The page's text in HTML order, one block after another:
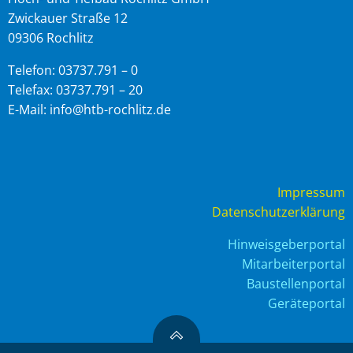
Zwickauer Straße 12
09306 Rochlitz
Telefon: 03737.791 – 0
Telefax: 03737.791 – 20
E-Mail: info@htb-rochlitz.de
Impressum
Datenschutzerklärung
Hinweisgeberportal
Mitarbeiterportal
Baustellenportal
Geräteportal